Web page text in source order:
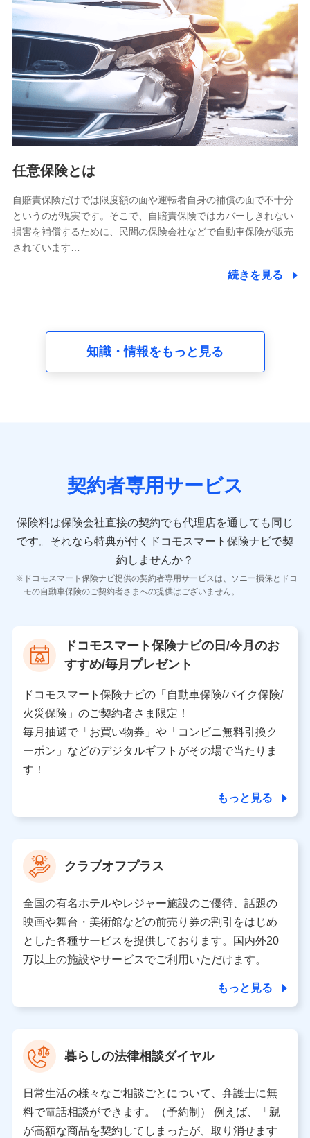
【共同して利用される利用データの項目】
当社又は株式会社NTTドコモがサービス提供等を通じて取得
した、以下の情報などの個人データ
基本情報
氏名、電話番号、メールアドレス、お客さまの識別子、
属性、連絡先、dポイントサービスのご利用に関する情
報。例として、dポイントカード番号、性別、年齢、家族
構成、住所、dポイント残高、dポイント利用履歴などが
含まれます。
当社又は株式会社NTTドコモが提供する各種サービスな
又は株式会社NTTドコモが提供する各種サービスのご契
約状態・ご利用履歴インターネット利用時の行動に関す
る情報、アプリケーション利用時の行動に関する情報、
購入されたサービスや商品の名称・購入場所・決済に関
する情報、アンケートの回答に関する情報などが含まれ
の内容、保険料、保険料のお支払方法、車のメーカーや
走行距離などの情報、建物の構造や築年数などの情報、
険契約に関する情報。例として、保険契約者及び被保険
者の氏名、住所、生年月日、性別、保険契約者と被保険
報、建物の構造や築年数などの情報、ペットの種類や年
齢などの情報などが含まれます。
【共同して利用する者の範囲】
当社
当社又は株式会社NTTドコモが提供する保険関連サービ
スにおけるユーザ登録受付および管理のため
を受けている保険会社・提携会社の保険その他に関する
情報を提供するため、また維持管理等の委託業務遂行の
ため、またそれらに付帯、関連する当社、株式会社NTT
ドコモおよび提携会社のサービスを案内、提供するため
（各サービスで取得したサービス利用履歴、ウェブサイ
トの閲覧履歴、購買履歴、ご契約内容等のパーソナルデ
ータを分析して、お客さまの趣味・嗜好・傾向に応じた
上記に係る案内・手続き・管理等付帯業務を行うため
【当該個人データの管理について責任を有する者の名称・住
所・代表者名】
当該個人データを取り扱う各共同利用者（詳細は次のとお
り）
東京都千代田区永田町2丁目11番1号 山王パークタワー
株式会社NTTドコモ 代表取締役社長 前田 義晃
東京都中央区日本橋人形町2-14-10 アーバンネット日本橋
ビル 3F
※ 当社および株式会社NTTドコモは、お客さまの情報を利
データ憲章」に定める行動原則を順守します 。
※ パーソナルデータダッシュボードの「第三者提供の管
理」の設定状態にかかわらず、共同利用する場合がありま
任意保険とは
自賠責保険だけでは限度額の面や運転者自身の補償の面で不十分
というのが現実です。そこで、自賠責保険ではカバーしきれない
損害を補償するために、民間の保険会社などで自動車保険が販売
されています…
続きを見る
知識・情報をもっと見る
契約者専用サービス
保険料は保険会社直接の契約でも代理店を通しても同じ
です。 それなら特典が付くドコモスマート保険ナビで契
約しませんか？
ドコモスマート保険ナビ提供の契約者専用サービスは、ソニー損保とドコ
モの自動車保険のご契約者さまへの提供はございません。
ドコモスマート保険ナビの日/今月のお
すすめ/毎月プレゼント
ドコモスマート保険ナビの「自動車保険/バイク保険/
火災保険」のご契約者さま限定！
毎月抽選で「お買い物券」や「コンビニ無料引換ク
ーポン」などのデジタルギフトがその場で当たりま
す！
もっと見る
クラブオフプラス
全国の有名ホテルやレジャー施設のご優待、話題の
映画や舞台・美術館などの前売り券の割引をはじめ
とした各種サービスを提供しております。国内外20
万以上の施設やサービスでご利用いただけます。
もっと見る
暮らしの法律相談ダイヤル
日常生活の様々なご相談ごとについて、弁護士に無
料で電話相談ができます。（予約制） 例えば、「親
が高額な商品を契約してしまったが、取り消せます